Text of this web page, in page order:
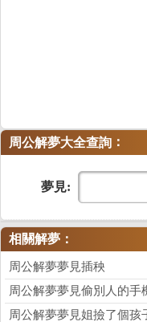
周公解夢大全查詢 ：
夢見:
相關解夢：
周公解夢夢見插秧
周公解夢夢見偷別人的手
周公解夢夢見姐撿了個孩